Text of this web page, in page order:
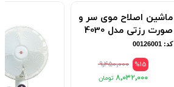
ماشین اصلاح موی سر و
صورت رزتی مدل 4030
کد: 00126001
%15 ۹٬۴۵۰٬۰۰۰
۸٬۰۳۲٬۰۰۰